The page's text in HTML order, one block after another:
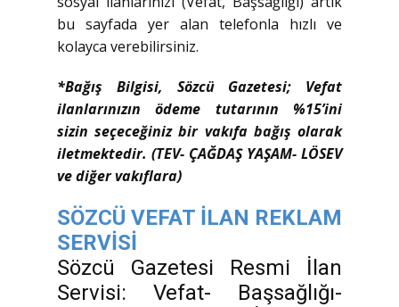
bu sayfada yer alan telefonla hızlı ve
kolayca verebilirsiniz.
*Bağış Bilgisi, Sözcü Gazetesi; Vefat
ilanlarınızın ödeme tutarının %15’ini
sizin seçeceğiniz bir vakıfa bağış olarak
iletmektedir. (TEV- ÇAĞDAŞ YAŞAM- LÖSEV
ve diğer vakıflara)
SÖZCÜ VEFAT İLAN REKLAM
SERVİSİ
Sözcü Gazetesi Resmi İlan
Servisi: Vefat- Başsağlığı-